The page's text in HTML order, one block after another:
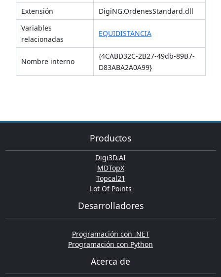
Extensión
DigiNG.OrdenesStandard.dll
Variables
relacionadas
EQUIDISTANCIA
Nombre interno
{4CABD32C-2B27-49db-89B7-
D83ABA2A0A99}
Productos
Digi3D.AI
MDTopX
Topcal21
Lot Of Points
Desarrolladores
Programación con .NET
Programación con Python
Acerca de